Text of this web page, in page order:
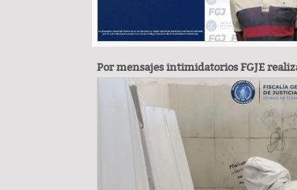
Por mensajes intimidatorios FGJE
TRASCENDIDO